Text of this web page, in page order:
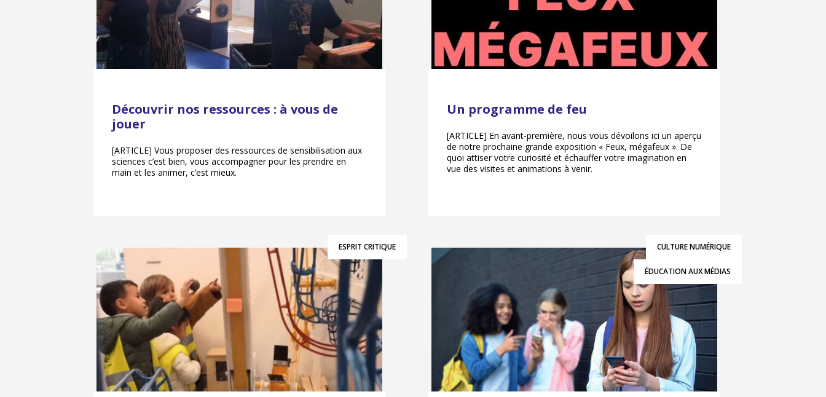
Découvrir nos ressources : à vous de
jouer
[ARTICLE] Vous proposer des ressources de sensibilisation aux
sciences c’est bien, vous accompagner pour les prendre en
main et les animer, c’est mieux.
Un programme de feu
[ARTICLE] En avant-première, nous vous dévoilons ici un aperçu
de notre prochaine grande exposition « Feux, mégafeux ». De
quoi attiser votre curiosité et échauffer votre imagination en
vue des visites et animations à venir.
ESPRIT CRITIQUE CULTURE NUMÉRIQUE
ÉDUCATION AUX MÉDIAS